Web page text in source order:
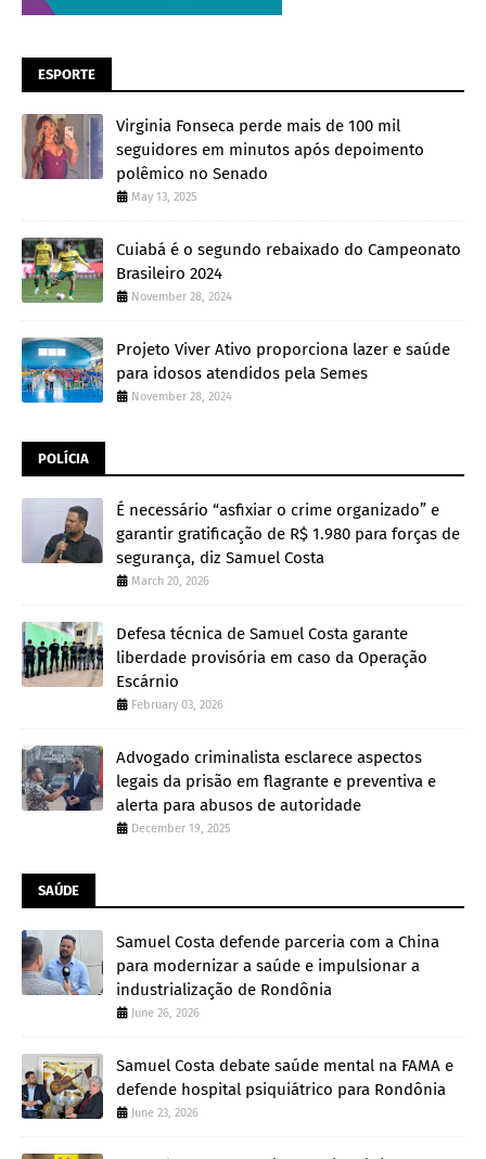
ESPORTE
Virginia Fonseca perde mais de 100 mil
seguidores em minutos após depoimento
polêmico no Senado
May 13, 2025
Cuiabá é o segundo rebaixado do Campeonato
Brasileiro 2024
November 28, 2024
Projeto Viver Ativo proporciona lazer e saúde
para idosos atendidos pela Semes
November 28, 2024
POLÍCIA
É necessário “asfixiar o crime organizado” e
garantir gratificação de R$ 1.980 para forças de
segurança, diz Samuel Costa
March 20, 2026
Defesa técnica de Samuel Costa garante
liberdade provisória em caso da Operação
Escárnio
February 03, 2026
Advogado criminalista esclarece aspectos
legais da prisão em flagrante e preventiva e
alerta para abusos de autoridade
December 19, 2025
SAÚDE
Samuel Costa defende parceria com a China
para modernizar a saúde e impulsionar a
industrialização de Rondônia
June 26, 2026
Samuel Costa debate saúde mental na FAMA e
defende hospital psiquiátrico para Rondônia
June 23, 2026